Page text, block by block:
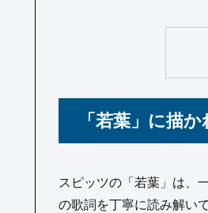
「若葉」に描
スピッツの「若葉」は、
の歌詞を丁寧に読み解い